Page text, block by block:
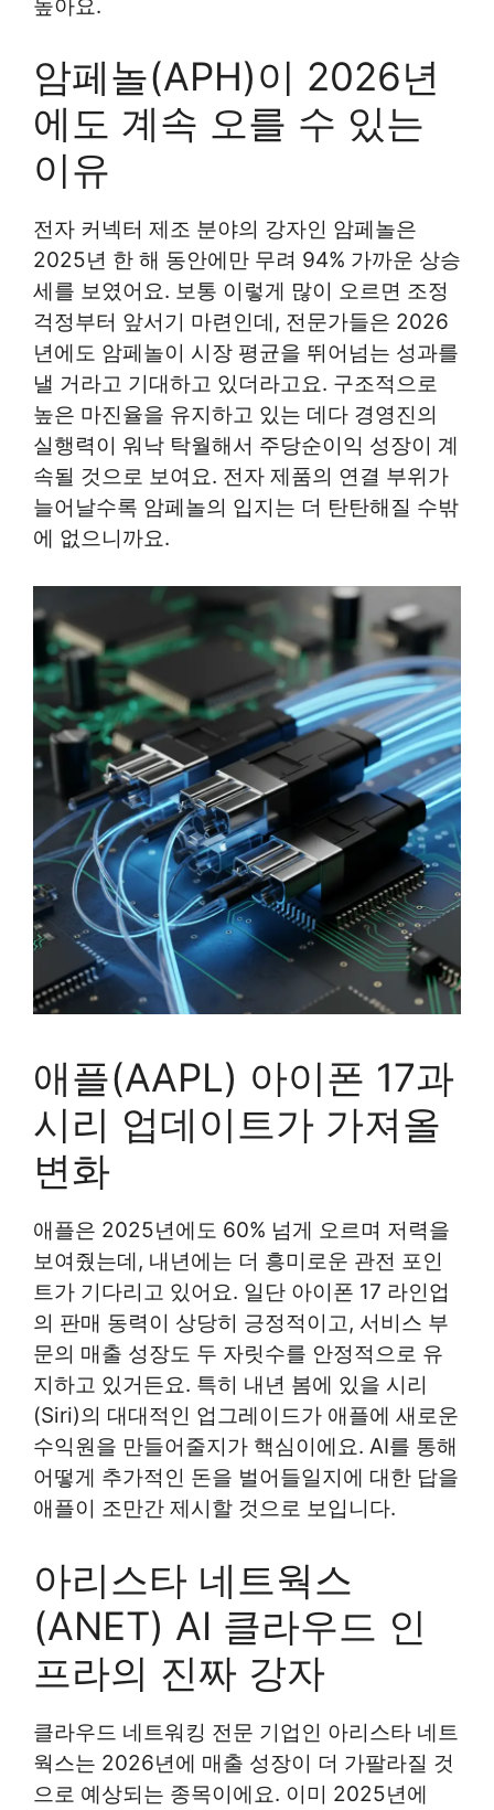
높아요.
암페놀(APH)이 2026년
에도 계속 오를 수 있는
이유
전자 커넥터 제조 분야의 강자인 암페놀은
2025년 한 해 동안에만 무려 94% 가까운 상승
세를 보였어요. 보통 이렇게 많이 오르면 조정
걱정부터 앞서기 마련인데, 전문가들은 2026
년에도 암페놀이 시장 평균을 뛰어넘는 성과를
낼 거라고 기대하고 있더라고요. 구조적으로
높은 마진율을 유지하고 있는 데다 경영진의
실행력이 워낙 탁월해서 주당순이익 성장이 계
속될 것으로 보여요. 전자 제품의 연결 부위가
늘어날수록 암페놀의 입지는 더 탄탄해질 수밖
에 없으니까요.
애플(AAPL) 아이폰 17과
시리 업데이트가 가져올
변화
애플은 2025년에도 60% 넘게 오르며 저력을
보여줬는데, 내년에는 더 흥미로운 관전 포인
트가 기다리고 있어요. 일단 아이폰 17 라인업
의 판매 동력이 상당히 긍정적이고, 서비스 부
문의 매출 성장도 두 자릿수를 안정적으로 유
지하고 있거든요. 특히 내년 봄에 있을 시리
(Siri)의 대대적인 업그레이드가 애플에 새로운
수익원을 만들어줄지가 핵심이에요. AI를 통해
어떻게 추가적인 돈을 벌어들일지에 대한 답을
애플이 조만간 제시할 것으로 보입니다.
아리스타 네트웍스
(ANET) AI 클라우드 인
프라의 진짜 강자
클라우드 네트워킹 전문 기업인 아리스타 네트
웍스는 2026년에 매출 성장이 더 가팔라질 것
으로 예상되는 종목이에요. 이미 2025년에